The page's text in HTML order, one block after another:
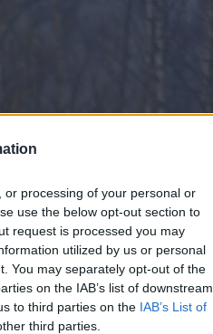
processing of your personal or
use the below opt-out section to
request is processed you may
utilized by us or personal
You may separately opt-out of the
on the IAB’s list of downstream
to third parties on the IAB’s List of
third parties.